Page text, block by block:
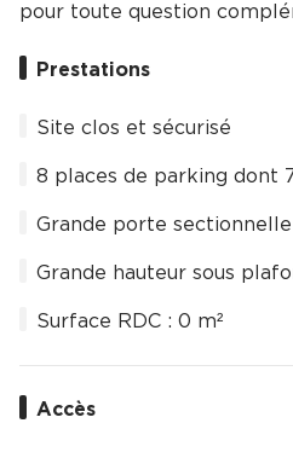
pour toute question
Prestations
Site clos et sécurisé
8 places de parking dont
Grande porte
Grande hauteur sous
Surface RDC : 0 m²
Accès